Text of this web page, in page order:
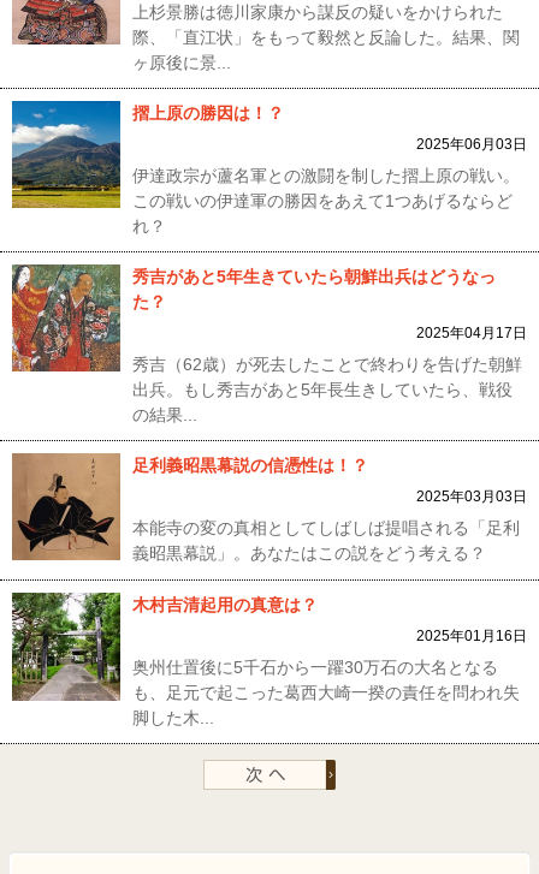
上杉景勝は徳川家康から謀反の疑いをかけられた
際、「直江状」をもって毅然と反論した。結果、関
ヶ原後に景...
摺上原の勝因は！？
2025年06月03日
伊達政宗が蘆名軍との激闘を制した摺上原の戦い。
この戦いの伊達軍の勝因をあえて1つあげるならど
れ？
秀吉があと5年生きていたら朝鮮出兵はどうなっ
た？
2025年04月17日
秀吉（62歳）が死去したことで終わりを告げた朝鮮
出兵。もし秀吉があと5年長生きしていたら、戦役
の結果...
足利義昭黒幕説の信憑性は！？
2025年03月03日
本能寺の変の真相としてしばしば提唱される「足利
義昭黒幕説」。あなたはこの説をどう考える？
木村吉清起用の真意は？
2025年01月16日
奥州仕置後に5千石から一躍30万石の大名となる
も、足元で起こった葛西大崎一揆の責任を問われ失
脚した木...